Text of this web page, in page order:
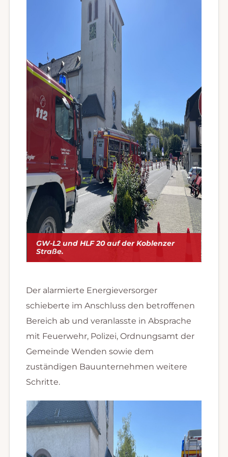
GW-L2 und HLF 20 auf der Koblenzer
Straße.
Der alarmierte Energieversorger
schieberte im Anschluss den betroffenen
Bereich ab und veranlasste in Absprache
mit Feuerwehr, Polizei, Ordnungsamt der
Gemeinde Wenden sowie dem
zuständigen Bauunternehmen weitere
Schritte.